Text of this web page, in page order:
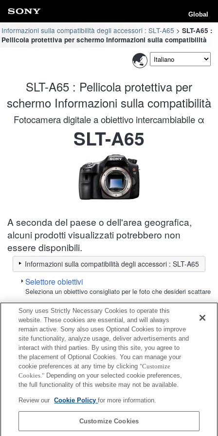
Global
Informazioni sulla compatibilità degli accessori : SLT-A65
SLT-A65 :
Pellicola protettiva per schermo Informazioni sulla compatibilità
SLT-A65 : Pellicola protettiva per
schermo Informazioni sulla compatibilità
Fotocamera digitale a obiettivo intercambiabile α
SLT-A65
A seconda del paese o dell'area geografica,
alcuni prodotti visualizzati potrebbero non
essere disponibili.
Informazioni sulla compatibilità degli accessori : SLT-A65
Selettore obiettivi
Seleziona un obiettivo consigliato per le foto che desideri scattare
Pellicola protettiva per schermo
Completamente compatibile
Compatibile, ma con restrizioni
PCK-LM2AM
PCK-LS8AM
Sony uses Strictly Necessary Cookies to operate this
website. These cookies are essential, and will always
remain active. Sony also uses Optional Cookies to improve
site functionality, analyze usage, deliver advertisements and
interact with third parties. By using this site, you agree to
the placement of Optional Cookies. You can manage your
cookie preferences at any time by clicking "Customize
Cookies." Depending on your selected cookie preferences,
the full functionality of this website may not be available.
Review our Cookie Policyfor more information.
Customize Cookies